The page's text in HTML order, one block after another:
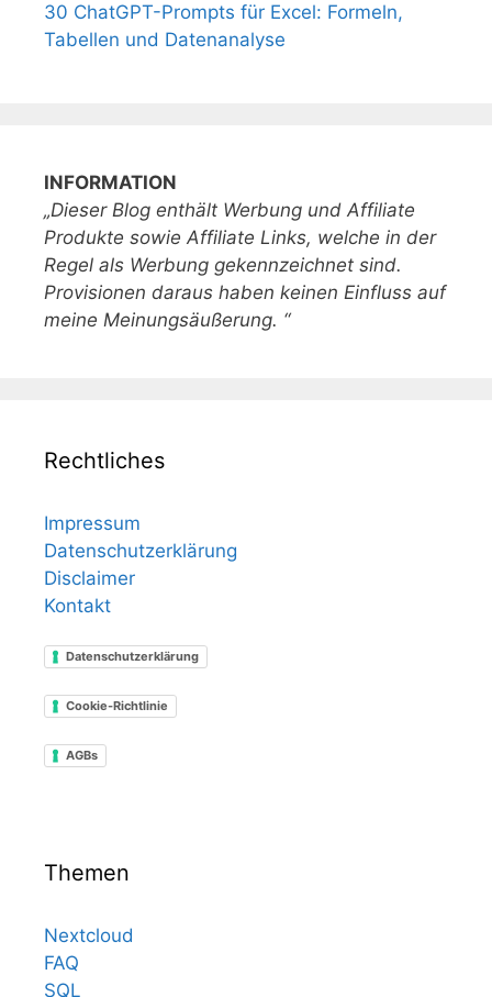
30 ChatGPT-Prompts für Excel: Formeln,
Tabellen und Datenanalyse
INFORMATION
„Dieser Blog enthält Werbung und Affiliate
Produkte sowie Affiliate Links, welche in der
Regel als Werbung gekennzeichnet sind.
Provisionen daraus haben keinen Einfluss auf
meine Meinungsäußerung. “
Rechtliches
Impressum
Datenschutzerklärung
Disclaimer
Kontakt
Datenschutzerklärung
Cookie-Richtlinie
AGBs
Themen
Nextcloud
FAQ
SQL